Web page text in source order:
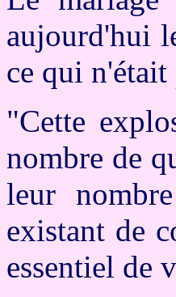
aujourd'hui
ce qui
"Cette
nombre de
leur
existant de
essentiel de